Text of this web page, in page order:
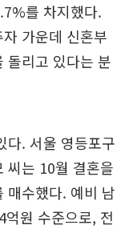
를 차지했다.
가운데 신혼부
돌리고 있다는 분
다. 서울 영등포구
씨는 10월 결혼을
매수했다. 예비 남
원 수준으로, 전